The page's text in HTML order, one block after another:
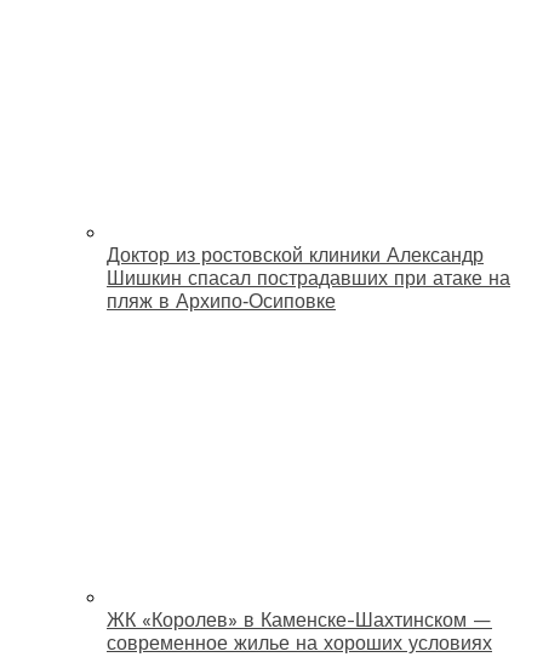
Доктор из ростовской клиники Александр
Шишкин спасал пострадавших при атаке на
пляж в Архипо‑Осиповке
ЖК «Королев» в Каменске-Шахтинском —
современное жилье на хороших условиях